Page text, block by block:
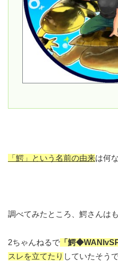
「鰐」という名前の由来は何
調べてみたところ、鰐さんは
2ちゃんねるで 「鰐
スレを立てたり していたそう